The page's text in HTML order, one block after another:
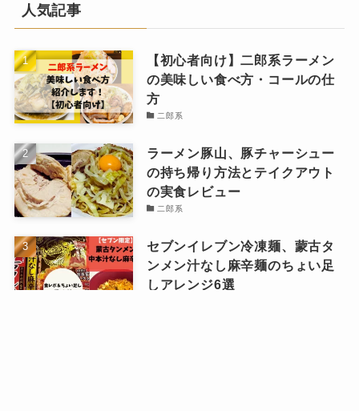
人気記事
【初心者向け】二郎系ラーメン
の美味しい食べ方・コールの仕
方
二郎系
ラーメン豚山、豚チャーシュー
の持ち帰り方法とテイクアウト
の実食レビュー
二郎系
セブンイレブン冷凍麺、蒙古タ
ンメン汁なし麻辛麺のちょい足
しアレンジ6選